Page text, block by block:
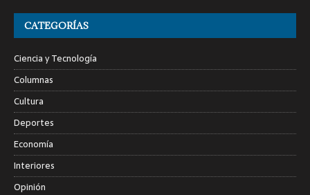
CATEGORÍAS
Ciencia y Tecnología
Columnas
Cultura
Deportes
Economía
Interiores
Opinión